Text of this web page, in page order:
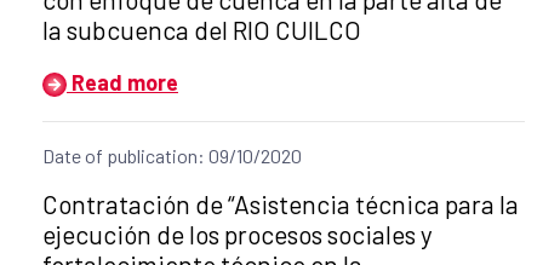
la subcuenca del RIO CUILCO
Read more
Date of publication: 09/10/2020
Title of the announcement:
Contratación de “Asistencia técnica para la
ejecución de los procesos sociales y